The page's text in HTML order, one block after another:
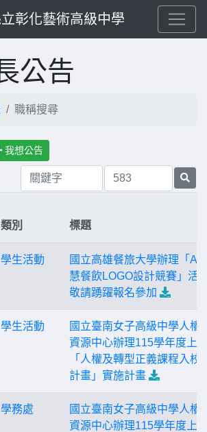
彰化藝術高級中學
公告
職稱搜尋
我想公告
類別 標題
學生活動
國立高雄餐旅大學辦理「
慧餐飲LOGO設計競賽」活
敬請踴躍報名參加
學生活動
國立臺南女子高級中學人權
資源中心辦理115學年度上
「人權及轉型正義課程入校
計畫」實施計畫
學務處
國立臺南女子高級中學人權
資源中心辦理115學年度上